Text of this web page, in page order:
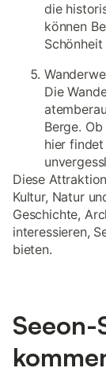
die
können
Die
Berge.
hier
Diese
Kultur, Natur
Geschichte,
interessieren,
bieten.
Seeon-